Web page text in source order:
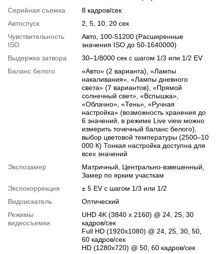
Серийная съемка
8 кадров/сек
Автоспуск
2, 5, 10, 20 сек
Чувствительность
ISO
Авто, 100-51200 (Расширенные
значения ISO до 50-1640000)
Выдержка затвора
30–1/8000 сек с шагом 1/3 или 1/2 EV
Баланс белого
«Авто» (2 варианта), «Лампы
накаливания», «Лампы дневного
света» (7 вариантов), «Прямой
солнечный свет», «Вспышка»,
«Облачно», «Тень», «Ручная
настройка» (возможность хранения до
6 значений, в режиме Live view можно
измерить точечный баланс белого),
выбор цветовой температуры (2500–10
000 К) Тонкая настройка доступна для
всех значений
Экспозамер
Матричный, Центрально-взвешенный,
Замер по ярким участкам
Экспокоррекция
± 5 EV с шагом 1/3 или 1/2
Видоискатель
Оптический
Режимы
видеосъемки
UHD 4K (3840 x 2160) @ 24, 25, 30
кадров/сек
Full HD (1920x1080) @ 24, 25, 30, 50,
60 кадров/сек
HD (1280x720) @ 50, 60 кадров/сек